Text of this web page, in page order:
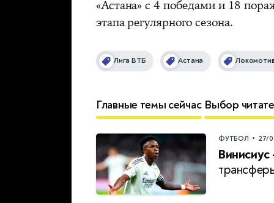
«Астана» с 4 победами и 18
этапа регулярного сезона.
Лига ВТБ Астана
Главные темы сейчас Выбор
ФУТБОЛ • 27/